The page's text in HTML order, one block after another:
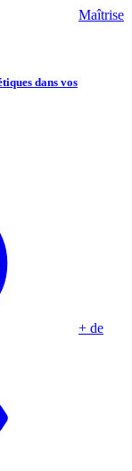
Maîtrise
dans vos
+ de